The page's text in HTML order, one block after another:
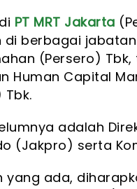
PT MRT Jakarta
berbagai
(Persero)
Human Capital
Tbk.
adalah
(Jakpro) serta
yang ada,